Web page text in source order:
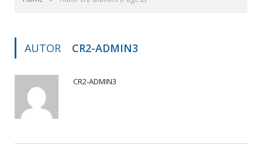
AUTOR CR2-ADMIN3
CR2-ADMIN3